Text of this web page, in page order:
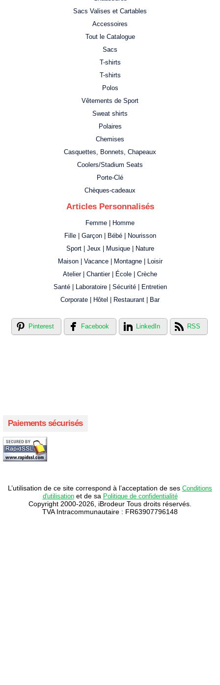
Sacs Valises et Cartables
Accessoires
Tout le Catalogue
Sacs
T-shirts
T-shirts
Polos
Vêtements de Sport
Sweat shirts
Polaires
Chemises
Casquettes, Bonnets, Chapeaux
Coolers/Stadium Seats
Porte-Clé
Chèques-cadeaux
Articles Personnalisés
Femme | Homme
Fille | Garçon | Bébé | Nourisson
Sport | Jeux | Musique | Nature
Maison | Vacance | Montagne | Loisir
Atelier | Chantier | École | Crèche
Santé | Laboratoire | Sécurité | Entretien
Corporate | Hôtel | Restaurant | Bar
Pinterest Facebook LinkedIn RSS
Paiements sécurisés
L’utilisation de ce site correspond à l’acceptation de ses Conditions
d'utilisationet de sa Politique de confidentialité
Copyright 2000-2026, iBrodeur Tous droits réservés.
TVA Intracommunautaire : FR63907796148